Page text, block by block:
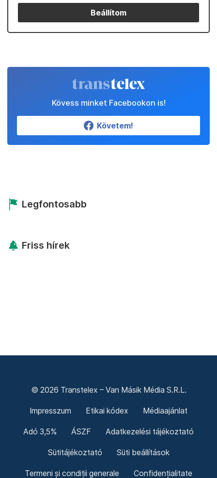
Beállítom
Kövess minket Facebookon is!
Követem!
Legfontosabb
Friss hírek
© 2026 Transtelex – Van Másik Média S.R.L.
Impresszum Etikai kódex Médiaajánlat
Adó 3,5% ÁSZF Adatkezelési tájékoztató
Sütitájékoztató Süti beállítások
Termeni și condiții generale Confidențialitate